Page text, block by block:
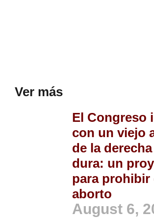
Ver más
El Congreso
con un viejo
de la
dura: un
para prohibir
aborto
August 6,